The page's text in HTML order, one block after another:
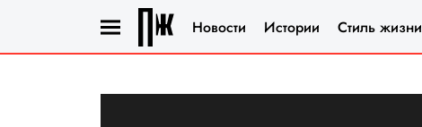
Новости Истории Стиль жизни